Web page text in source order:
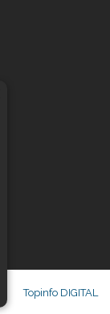
Topinfo DIGITAL